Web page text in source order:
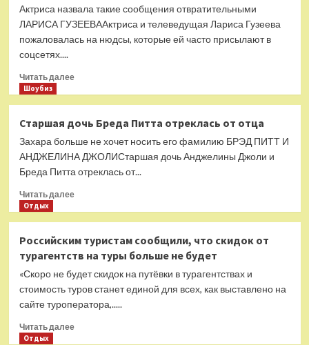
Свифт
умерла
Актриса назвала такие сообщения отвратительными
ЛАРИСА ГУЗЕЕВААктриса и телеведущая Лариса Гузеева
пожаловалась на нюдсы, которые ей часто присылают в
соцсетях....
Читать далееПрочитать
вы
прокляты»:
Гузеева
незнакомцев,
Шоубиз
Старшая дочь Бреда Питта отреклась от отца
Захара больше не хочет носить его фамилию БРЭД ПИТТ И
АНДЖЕЛИНА ДЖОЛИСтаршая дочь Анджелины Джоли и
Бреда Питта отреклась от...
Читать далееПрочитать
дочь
Бреда
Питта
от
отца
Отдых
Российским туристам сообщили, что скидок от
турагентств на туры больше не будет
«Скоро не будет скидок на путёвки в турагентствах и
стоимость туров станет единой для всех, как выставлено на
сайте туроператора,.....
Читать далееПрочитать
Отдых